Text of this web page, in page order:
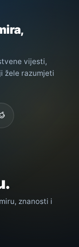
vijesti,
žele razumjeti
znanosti i